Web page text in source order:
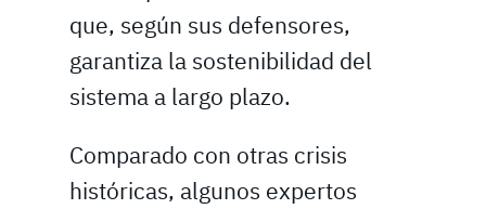
que, según sus defensores,
garantiza la sostenibilidad del
sistema a largo plazo.
Comparado con otras crisis
históricas, algunos expertos